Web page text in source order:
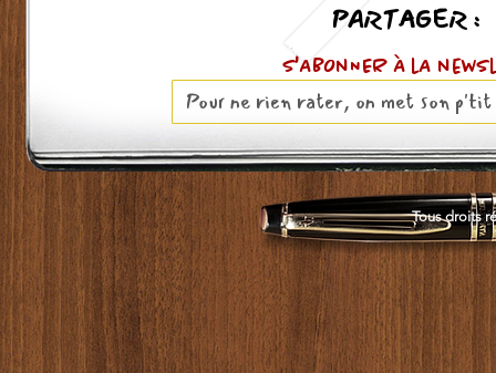
PARTAGER :
S'ABOnNER À lA
Tous droits